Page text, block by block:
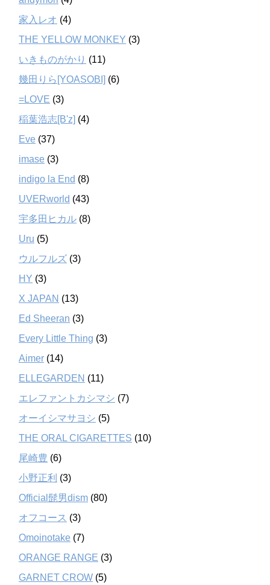
家入レオ (4)
THE YELLOW MONKEY (3)
いきものがかり (11)
幾田りら[YOASOBI] (6)
=LOVE (3)
稲葉浩志[B'z] (4)
Eve (37)
imase (3)
indigo la End (8)
UVERworld (43)
宇多田ヒカル (8)
Uru (5)
ウルフルズ (3)
HY (3)
X JAPAN (13)
Ed Sheeran (3)
Every Little Thing (3)
Aimer (14)
ELLEGARDEN (11)
エレファントカシマシ (7)
オーイシマサヨシ (5)
THE ORAL CIGARETTES (10)
尾崎豊 (6)
小野正利 (3)
Official髭男dism (80)
オフコース (3)
Omoinotake (7)
ORANGE RANGE (3)
GARNET CROW (5)